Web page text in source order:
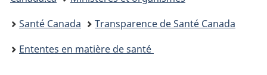
êtes
ici :
Santé Canada
Transparence de Santé Canada
Ententes en matière de santé